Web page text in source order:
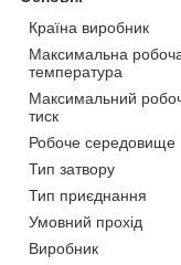
Країна виробник
Максимальна
температура
Максимальний
тиск
Робоче середовище
Тип затвору
Тип приєднання
Умовний прохід
Виробник